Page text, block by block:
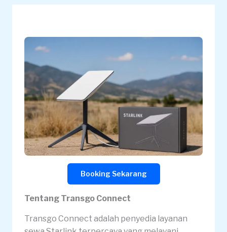
Booking Sekarang
Tentang Transgo Connect
Transgo Connect adalah penyedia layanan